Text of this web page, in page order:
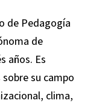
de Pedagogía
de
años. Es
su campo
clima,